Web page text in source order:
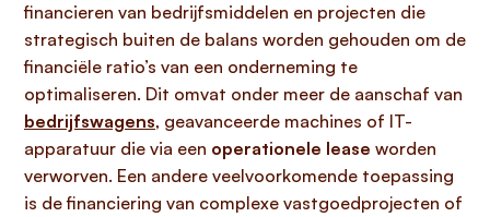
financieren van bedrijfsmiddelen en projecten die
strategisch buiten de balans worden gehouden om de
financiële ratio’s van een onderneming te
optimaliseren. Dit omvat onder meer de aanschaf van
bedrijfswagens, geavanceerde machines of IT-
apparatuur die via een operationele lease worden
verworven. Een andere veelvoorkomende toepassing
is de financiering van complexe vastgoedprojecten of